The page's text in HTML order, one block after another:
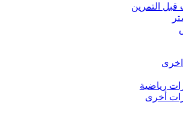
التمرين
رياضية
أخرى